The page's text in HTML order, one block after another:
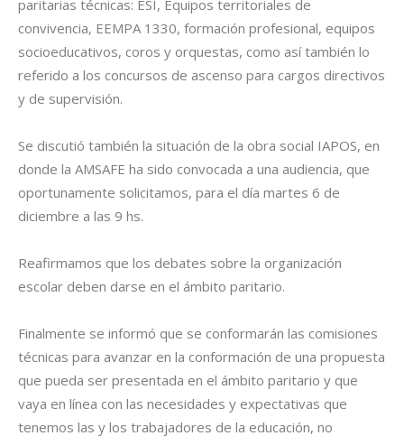
paritarias técnicas: ESI, Equipos territoriales de
convivencia, EEMPA 1330, formación profesional, equipos
socioeducativos, coros y orquestas, como así también lo
referido a los concursos de ascenso para cargos directivos
y de supervisión.
Se discutió también la situación de la obra social IAPOS, en
donde la AMSAFE ha sido convocada a una audiencia, que
oportunamente solicitamos, para el día martes 6 de
diciembre a las 9 hs.
Reafirmamos que los debates sobre la organización
escolar deben darse en el ámbito paritario.
Finalmente se informó que se conformarán las comisiones
técnicas para avanzar en la conformación de una propuesta
que pueda ser presentada en el ámbito paritario y que
vaya en línea con las necesidades y expectativas que
tenemos las y los trabajadores de la educación, no